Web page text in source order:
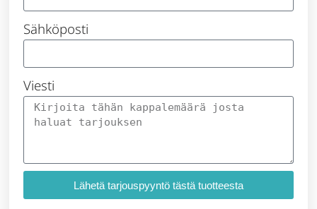
Sähköposti
Viesti
Lähetä tarjouspyyntö tästä tuotteesta